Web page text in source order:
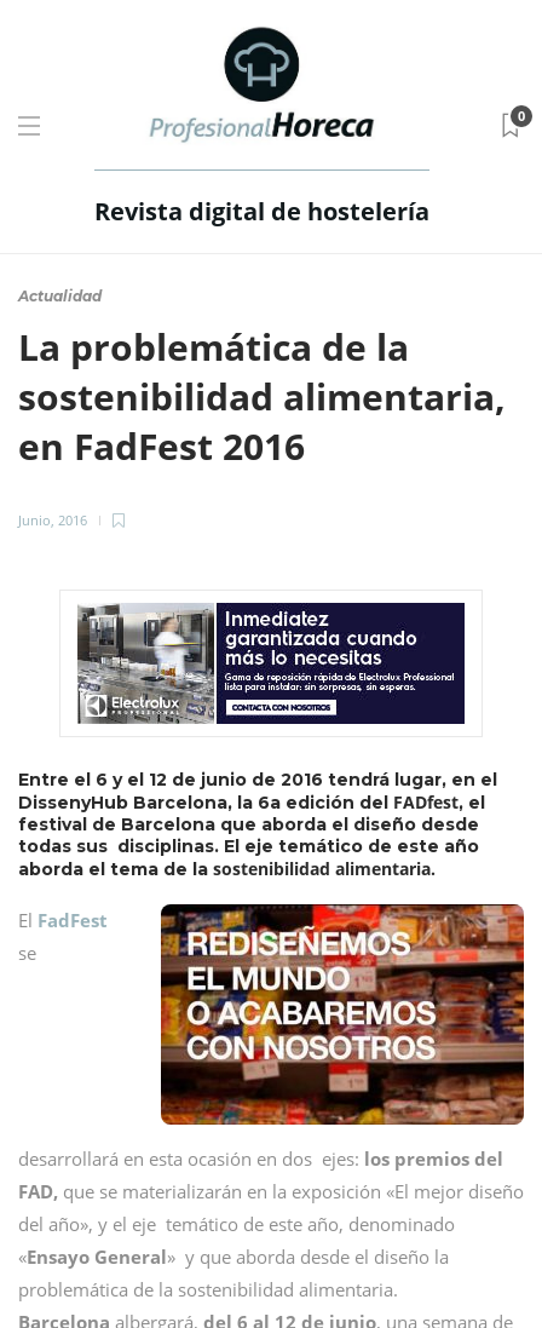
Revista digital de hostelería
0
Actualidad
La problemática de la
sostenibilidad alimentaria,
en FadFest 2016
Junio, 2016
Entre el 6 y el 12 de junio de 2016 tendrá lugar, en el
DissenyHub Barcelona, la 6a edición del FADfest, el
festival de Barcelona que aborda el diseño desde
todas sus disciplinas. El eje temático de este año
aborda el tema de la sostenibilidad alimentaria.
El FadFest
se
desarrollará en esta ocasión en dos ejes: los premios del
FAD, que se materializarán en la exposición «El mejor diseño
del año», y el eje temático de este año, denominado
«Ensayo General» y que aborda desde el diseño la
problemática de la sostenibilidad alimentaria.
Barcelona albergará, del 6 al 12 de junio, una semana de